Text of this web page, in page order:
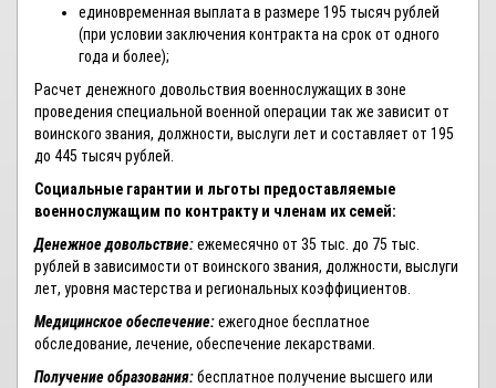
единовременная выплата в размере 195 тысяч рублей
(при условии заключения контракта на срок от одного
года и более);
Расчет денежного довольствия военнослужащих в зоне
проведения специальной военной операции так же зависит от
воинского звания, должности, выслуги лет и составляет от 195
до 445 тысяч рублей.
Социальные гарантии и льготы предоставляемые
военнослужащим по контракту и членам их семей:
Денежное довольствие:ежемесячно от 35 тыс. до 75 тыс.
рублей в зависимости от воинского звания, должности, выслуги
лет, уровня мастерства и региональных коэффициентов.
Медицинское обеспечение:ежегодное бесплатное
обследование, лечение, обеспечение лекарствами.
Получение образования:бесплатное получение высшего или